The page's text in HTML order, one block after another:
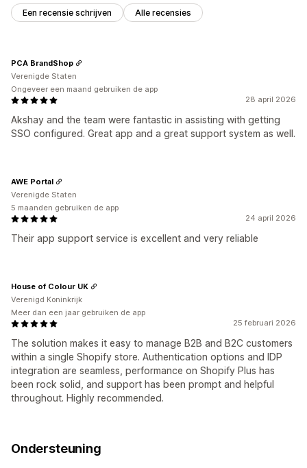
Een recensie schrijven Alle recensies
28 april 2026
Akshay and the team were fantastic in assisting with getting
SSO configured. Great app and a great support system as well.
PCA BrandShop
Verenigde Staten
Ongeveer een maand gebruiken de app
24 april 2026
Their app support service is excellent and very reliable
AWE Portal
Verenigde Staten
5 maanden gebruiken de app
25 februari 2026
The solution makes it easy to manage B2B and B2C customers
within a single Shopify store. Authentication options and IDP
integration are seamless, performance on Shopify Plus has
been rock solid, and support has been prompt and helpful
throughout. Highly recommended.
House of Colour UK
Verenigd Koninkrijk
Meer dan een jaar gebruiken de app
Ondersteuning